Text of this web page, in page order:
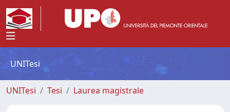
UNITesi
UNITesi Tesi Laurea magistrale